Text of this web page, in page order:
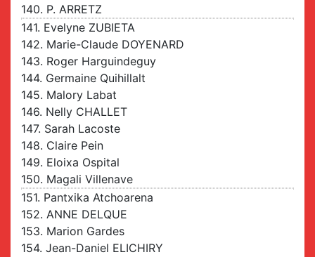
140. P. ARRETZ
141. Evelyne ZUBIETA
142. Marie-Claude DOYENARD
143. Roger Harguindeguy
144. Germaine Quihillalt
145. Malory Labat
146. Nelly CHALLET
147. Sarah Lacoste
148. Claire Pein
149. Eloixa Ospital
150. Magali Villenave
151. Pantxika Atchoarena
152. ANNE DELQUE
153. Marion Gardes
154. Jean-Daniel ELICHIRY